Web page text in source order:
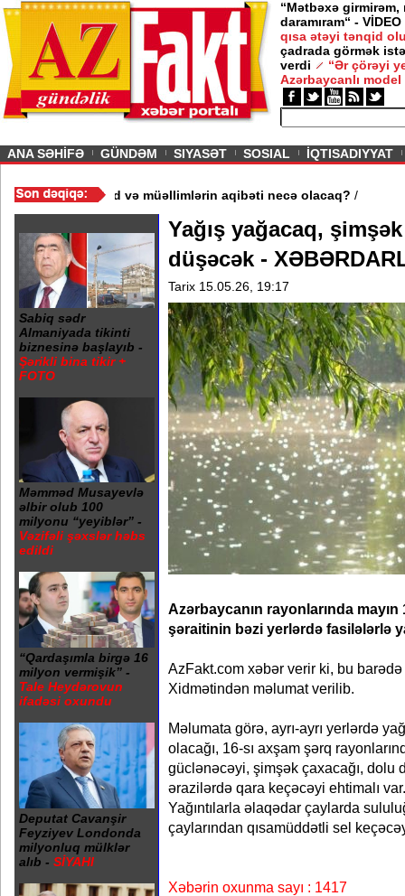
“Mətbəxə girmirəm,
daramıram“ - VİDEO
qısa ətəyi tənqid
çadrada görmək
verdi
“Ər çörəyi
Azərbaycanlı model
ANA SƏHİFƏ GÜNDƏM SIYASƏT SOSIAL İQTISADIYYAT
məktəb bağlandı - Şagird və müəllimlərin aqibəti necə olacaq?
Sabiq sədr
Almaniyada tikinti
biznesinə başlayıb -
Şərikli bina tikir +
FOTO
Məmməd Musayevlə
əlbir olub 100
milyonu “yeyiblər” -
Vəzifəli şəxslər həbs
edildi
“Qardaşımla birgə 16
milyon vermişik” -
Tale Heydərovun
ifadəsi oxundu
Deputat Cavanşir
Feyziyev Londonda
milyonluq mülklər
alıb - SİYAHI
Yağış yağacaq,
düşəcək -
Tarix 15.05.26, 19:17
Azərbaycanın rayonlarında
şəraitinin bəzi yerlərdə fasilələrlə
AzFakt.com xəbər verir ki, bu
Xidmətindən məlumat verilib.
Məlumata görə, ayrı-ayrı yerlərdə
olacağı, 16-sı axşam şərq
güclənəcəyi, şimşək çaxacağı, dolu
ərazilərdə qara keçəcəyi ehtimalı var.
Yağıntılarla əlaqədar çaylarda
çaylarından qısamüddətli sel
Xəbərin oxunma sayı : 1417